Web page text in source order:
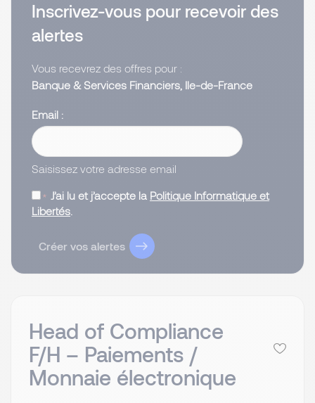
Inscrivez-vous pour recevoir des
alertes
Vous recevrez des offres pour :
Banque & Services Financiers, Ile-de-France
Email
Saisissez votre adresse email
J’ai lu et j’accepte la Politique Informatique et
Libertés.
Créer vos alertes
Head of Compliance
F/H – Paiements /
Monnaie électronique